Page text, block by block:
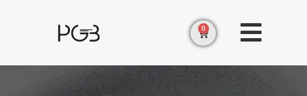
0